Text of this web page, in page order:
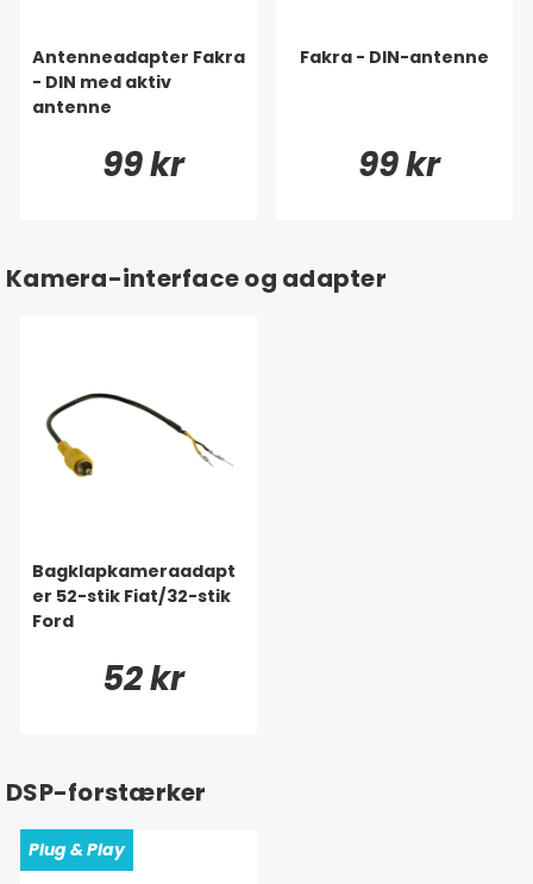
Antenneadapter Fakra
- DIN med aktiv
antenne
99 kr
Fakra - DIN-antenne
99 kr
Kamera-interface og adapter
Bagklapkameraadapt
er 52-stik Fiat/32-stik
Ford
52 kr
DSP-forstærker
Plug & Play